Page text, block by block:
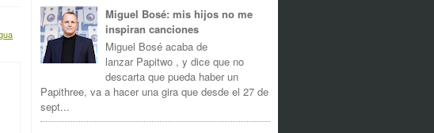
Miguel Bosé: mis hijos no me
inspiran canciones
Miguel Bosé acaba de
lanzar Papitwo , y dice que no
descarta que pueda haber un
Papithree, va a hacer una gira que desde el 27 de
sept...